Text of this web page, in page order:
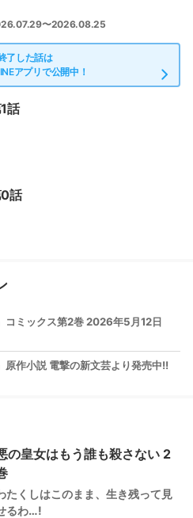
〜2026.08.25
了した話は
アプリで公開中！
話
話
コミックス第2巻 2026年5月12日
原作小説 電撃の新文芸より発売中!!
の皇女はもう誰も殺さない 2
たくしはこのまま、生き残って見
るわ…!